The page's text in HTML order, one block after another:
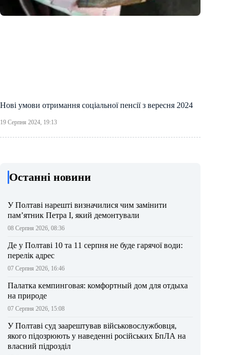
Нові умови отримання соціальної пенсії з вересня 2024
19 Серпня 2024, 19:13
Останні новини
У Полтаві нарешті визначилися чим замінити
пам’ятник Петра І, який демонтували
08 Серпня 2026, 08:36
Де у Полтаві 10 та 11 серпня не буде гарячої води:
перелік адрес
07 Серпня 2026, 16:46
Палатка кемпинговая: комфортный дом для отдыха
на природе
07 Серпня 2026, 15:08
У Полтаві суд заарештував військовослужбовця,
якого підозрюють у наведенні російських БпЛА на
власний підрозділ